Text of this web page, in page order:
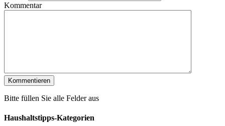
Kommentar
Bitte füllen Sie alle Felder aus
Haushaltstipps-Kategorien